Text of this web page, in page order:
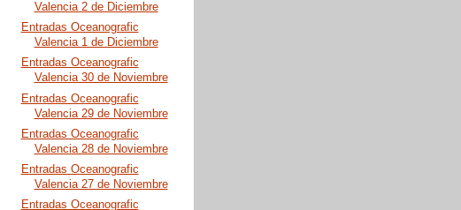
Valencia 2 de Diciembre
Entradas Oceanografic
Valencia 1 de Diciembre
Entradas Oceanografic
Valencia 30 de Noviembre
Entradas Oceanografic
Valencia 29 de Noviembre
Entradas Oceanografic
Valencia 28 de Noviembre
Entradas Oceanografic
Valencia 27 de Noviembre
Entradas Oceanografic